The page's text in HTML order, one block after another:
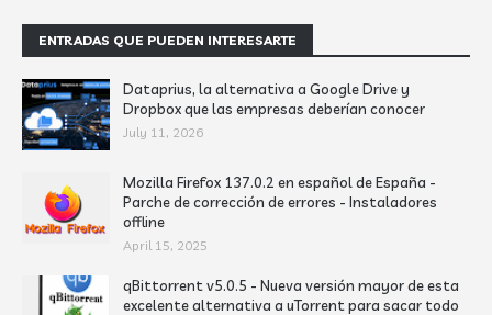
ENTRADAS QUE PUEDEN INTERESARTE
Dataprius, la alternativa a Google Drive y
Dropbox que las empresas deberían conocer
July 11, 2026
Mozilla Firefox 137.0.2 en español de España -
Parche de corrección de errores - Instaladores
offline
April 15, 2025
qBittorrent v5.0.5 - Nueva versión mayor de esta
excelente alternativa a uTorrent para sacar todo